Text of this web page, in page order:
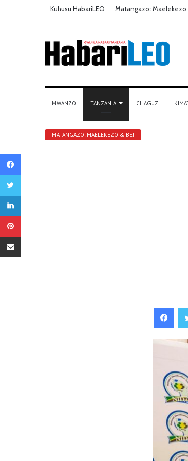
Kuhusu HabariLEO Matangazo: Maelekezo
MWANZO TANZANIA CHAGUZI
MATANGAZO: MAELEKEZO & BEI